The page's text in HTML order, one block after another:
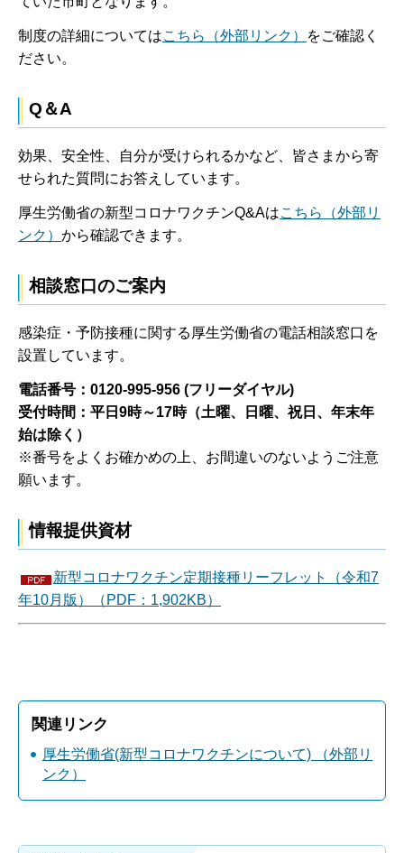
制度の詳細についてはこちら（外部リンク）
をご確認く
ださい。
Q＆A
効果、安全性、自分が受けられるかなど、皆さまから寄
せられた質問にお答えしています。
厚生労働省の新型コロナワクチンQ&Aはこちら（外部リ
ンク） から確認できます。
相談窓口のご案内
感染症・予防接種に関する厚生労働省の電話相談窓口を
設置しています。
電話番号：0120-995-956 (フリーダイヤル)
受付時間：平日9時～17時（土曜、日曜、祝日、年末年
始は除く）
※番号をよくお確かめの上、お間違いのないようご注意
願います。
情報提供資材
新型コロナワクチン定期接種リーフレット（令和7
年10月版）（PDF：1,902KB）
関連リンク
厚生労働省(新型コロナワクチンについて) （外部リ
ンク）